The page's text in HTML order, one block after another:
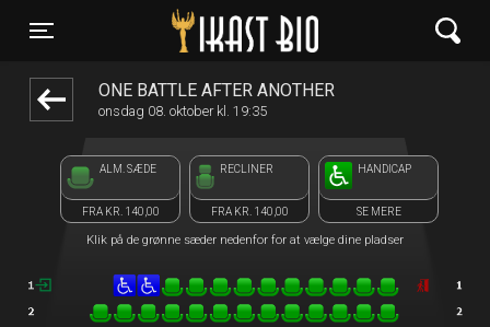
Toggle navigation
Ikast Bio
ONE BATTLE AFTER ANOTHER
onsdag 08. oktober kl. 19:35
ALM. SÆDE
FRA KR. 140,00
RECLINER
FRA KR. 140,00
HANDICAP
SE MERE
Klik på de grønne sæder nedenfor for at vælge dine pladser
front05-temp 081143